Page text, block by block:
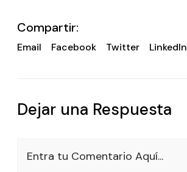
Compartir:
Email Facebook Twitter LinkedIn
Dejar una Respuesta
Entra tu Comentario Aquí...